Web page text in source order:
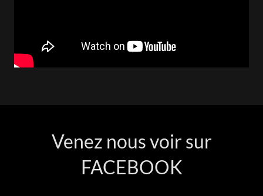
Venez nous voir sur
FACEBOOK